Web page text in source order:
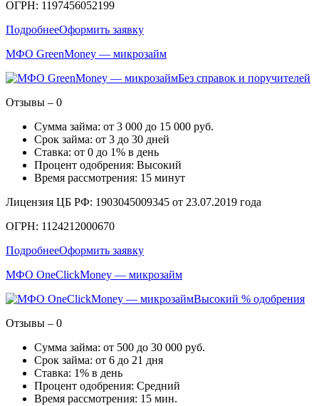
ОГРН: 1197456052199
ПодробнееОформить заявку
МФО GreenMoney — микрозайм
Без справок и поручителей
Отзывы – 0
Сумма займа: от 3 000 до 15 000 руб.
Срок займа: от 3 до 30 дней
Ставка: от 0 до 1% в день
Процент одобрения: Высокий
Время рассмотрения: 15 минут
Лицензия ЦБ РФ: 1903045009345 от 23.07.2019 года
ОГРН: 1124212000670
ПодробнееОформить заявку
МФО OneClickMoney — микрозайм
Высокий % одобрения
Отзывы – 0
Сумма займа: от 500 до 30 000 руб.
Срок займа: от 6 до 21 дня
Ставка: 1% в день
Процент одобрения: Средний
Время рассмотрения: 15 мин.